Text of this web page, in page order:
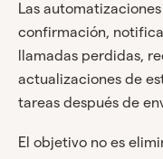
Las
confirmación,
llamadas perdidas,
actualizaciones de
tareas después de
El objetivo no es